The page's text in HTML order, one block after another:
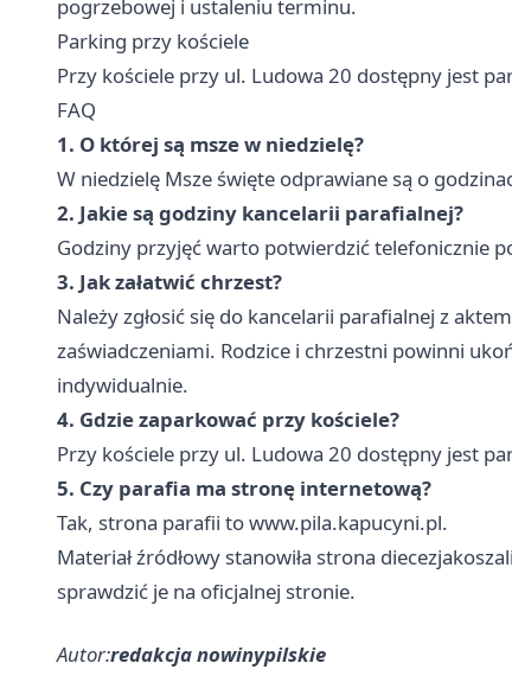
pogrzebowej i ustaleniu terminu.
Parking przy kościele
Przy kościele przy ul. Ludowa 20 dostępny jest
FAQ
1. O której są msze w niedzielę?
W niedzielę Msze święte odprawiane są o
2. Jakie są godziny kancelarii parafialnej?
Godziny przyjęć warto potwierdzić telefonicznie
3. Jak załatwić chrzest?
Należy zgłosić się do kancelarii parafialnej z
zaświadczeniami. Rodzice i chrzestni powinni
indywidualnie.
4. Gdzie zaparkować przy kościele?
Przy kościele przy ul. Ludowa 20 dostępny jest
5. Czy parafia ma stronę internetową?
Tak, strona parafii to www.pila.kapucyni.pl.
Materiał źródłowy stanowiła strona
sprawdzić je na oficjalnej stronie.
Autor:redakcja nowinypilskie